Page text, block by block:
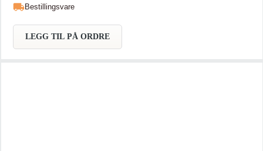
Bestillingsvare
LEGG TIL PÅ ORDRE